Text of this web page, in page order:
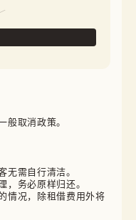
般取消政策。
无需自行清洁。
，务必原样归还。
情况，除租借费用外将